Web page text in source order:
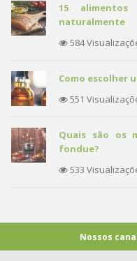
15
naturalmente
584
Como escolher
551
Quais são os
fondue?
533
Nossos